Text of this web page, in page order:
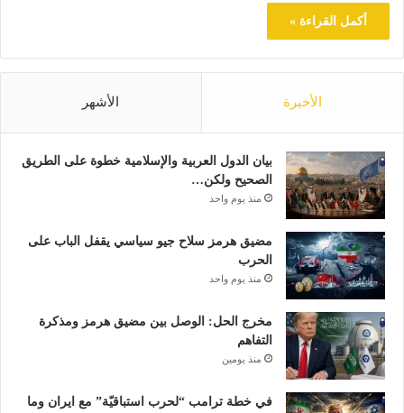
أكمل القراءة »
الأخيرة الأشهر
بيان الدول العربية والإسلامية خطوة على الطريق
الصحيح ولكن…
منذ يوم واحد
مضيق هرمز سلاح جيو سياسي يقفل الباب على
الحرب
منذ يوم واحد
مخرج الحل: الوصل بين مضيق هرمز ومذكرة
التفاهم
منذ يومين
في خطة ترامب “لحرب استباقيّة” مع ايران وما